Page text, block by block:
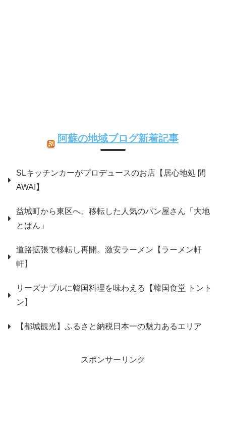
阿蘇の地域ブログ新着記事
SLキッチンカーがプロデュースのお店【居心地処 間
AWAI】
益城町から東区へ。移転した人気のパン屋さん「大地
とぱん」
道路拡張で移転し再開。激安ラーメン【ラーメン軒
軒】
リーズナブルに韓国料理を味わえる【韓国食堂 トント
ン】
【都城観光】ふるさと納税日本一の魅力あるエリア
スポンサーリンク